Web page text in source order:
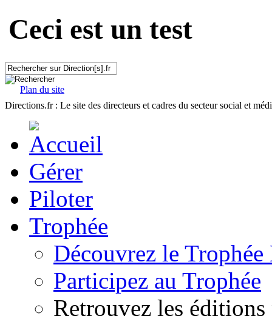
Ceci est un test
Plan du site
Directions.fr : Le site des directeurs et cadres du secteur social et
Gérer
Piloter
Trophée
Découvrez le
Participez au Trophée
Retrouvez les éditions